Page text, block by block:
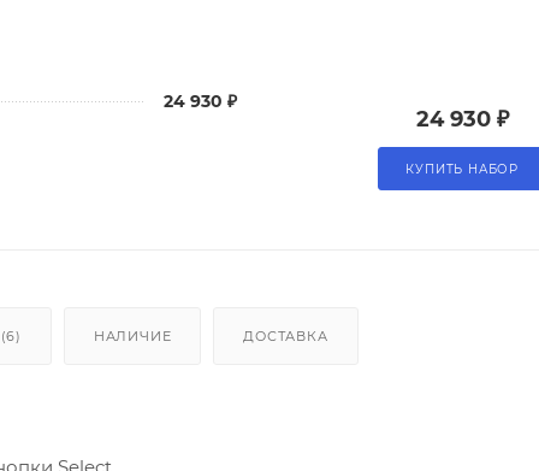
24 930 ₽
24 930 ₽
КУПИТЬ НАБОР
НАЛИЧИЕ ДОСТАВКА